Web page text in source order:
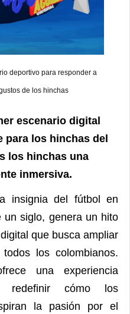
deportivo para responder a
de los hinchas
escenario digital
para los hinchas del
los hinchas una
inmersiva.
insignia del fútbol en
un siglo, genera un hito
que busca ampliar
los colombianos.
una experiencia
redefinir cómo los
la pasión por el